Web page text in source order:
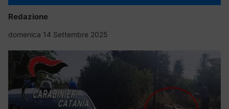
Redazione
domenica 14 Settembre 2025